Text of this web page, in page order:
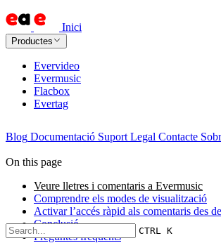
Inici
Productes
Evervideo
Evermusic
Flacbox
Evertag
Blog Documentació Suport Legal Contacte
CTRL K
On this page
Veure lletres i comentaris a Evermusic
Comprendre els modes de visualització
Activar l’accés ràpid als comentaris des
Conclusió
Preguntes freqüents